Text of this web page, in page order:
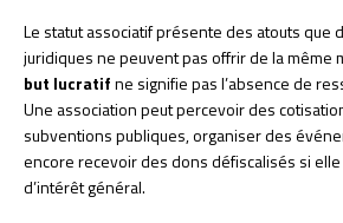
Le statut associatif présente des atouts que
juridiques ne peuvent pas offrir de la même
but lucratifne signifie pas l’absence de
Une association peut percevoir des
subventions publiques, organiser des
encore recevoir des dons défiscalisés si
d’intérêt général.